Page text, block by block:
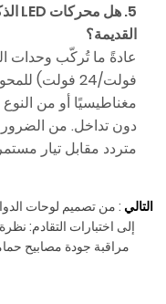
القديمة؟
فولت/24
مغناطيسيًا أو من
دون تداخل. من
متردد مقابل تيار
التالي :من تصميم لوحات
إلى اختبارات التقادم:
مراقبة جودة مصابيح